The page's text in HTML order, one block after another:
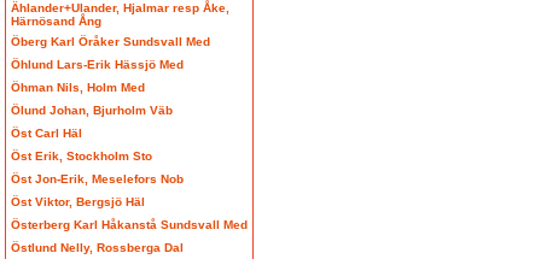
Ählander+Ulander, Hjalmar resp Åke,
Härnösand Ång
Öberg Karl Öråker Sundsvall Med
Öhlund Lars-Erik Hässjö Med
Öhman Nils, Holm Med
Ölund Johan, Bjurholm Väb
Öst Carl Häl
Öst Erik, Stockholm Sto
Öst Jon-Erik, Meselefors Nob
Öst Viktor, Bergsjö Häl
Österberg Karl Håkanstå Sundsvall Med
Östlund Nelly, Rossberga Dal